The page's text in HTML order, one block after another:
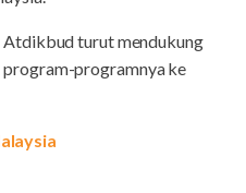
Atdikbud turut mendukung
program-programnya ke